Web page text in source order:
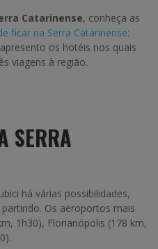
Catarinense, conheça as
ficar na Serra Catarinense:
os hotéis nos quais
viagens à região.
SERRA
há várias possibilidades,
Os aeroportos mais
1h30), Florianópolis (178 km,